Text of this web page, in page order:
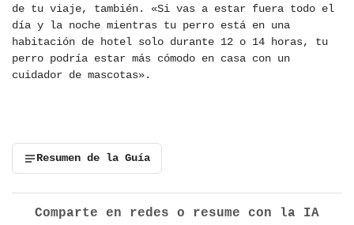
de tu viaje, también. «Si vas a estar fuera todo el
día y la noche mientras tu perro está en una
habitación de hotel solo durante 12 o 14 horas, tu
perro podría estar más cómodo en casa con un
cuidador de mascotas».
Resumen de la Guía
Comparte en redes o resume con la IA